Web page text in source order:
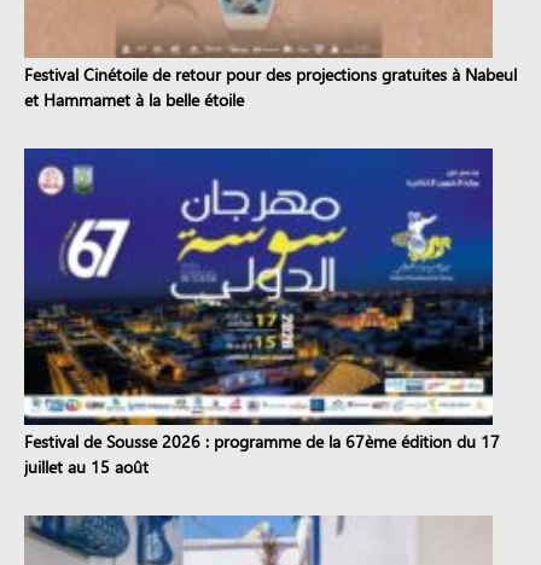
Festival Cinétoile de retour pour des projections gratuites à Nabeul
et Hammamet à la belle étoile
Festival de Sousse 2026 : programme de la 67ème édition du 17
juillet au 15 août